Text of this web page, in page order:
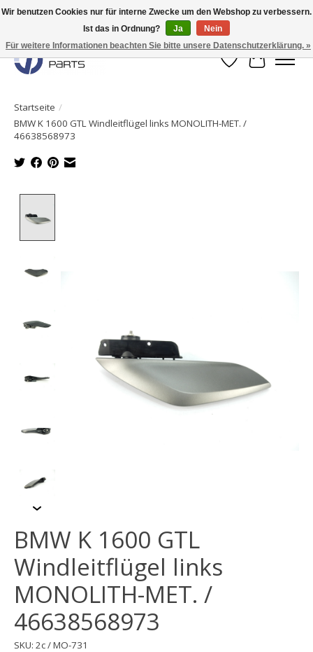
Originale Teile sofort lieferbar!
Wunschzettel
Ihr
Startseite /
BMW K 1600 GTL Windleitflügel links MONOLITH-MET. /
46638568973
BMW K 1600 GTL
Windleitflügel links
MONOLITH-MET. /
46638568973
SKU: 2c / MO-731
Wir benutzen Cookies nur für interne Zwecke um den Webshop zu verbessern.
Ist das in Ordnung?
Ja
Nein
Für weitere Informationen beachten Sie bitte unsere Datenschutzerklärung. »